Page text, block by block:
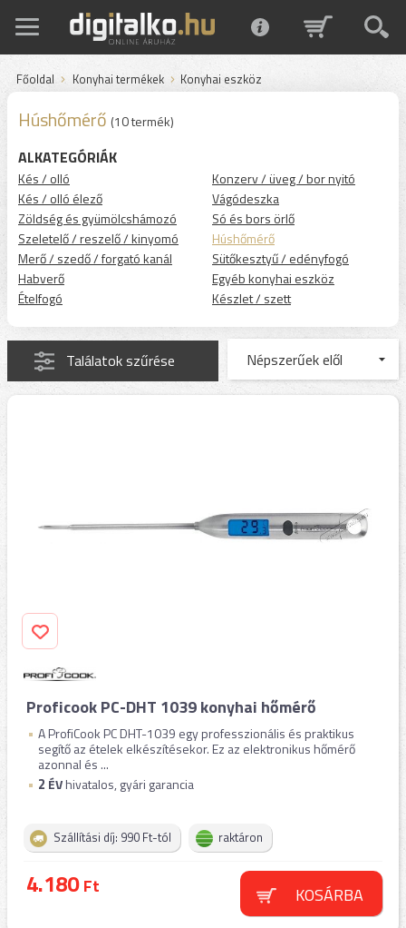
Főoldal Konyhai termékek Konyhai eszköz
Húshőmérő (10 termék)
ALKATEGÓRIÁK
Kés / olló
Kés / olló élező
Zöldség és gyümölcshámozó
Szeletelő / reszelő / kinyomó
Merő / szedő / forgató kanál
Habverő
Ételfogó
Konzerv / üveg / bor nyitó
Vágódeszka
Só és bors örlő
Húshőmérő
Sütőkesztyű / edényfogó
Egyéb konyhai eszköz
Készlet / szett
Találatok szűrése
Proficook PC-DHT 1039 konyhai hőmérő
A ProfiCook PC DHT-1039 egy professzionális és praktikus
segítő az ételek elkészítésekor. Ez az elektronikus hőmérő
azonnal és ...
2 ÉVhivatalos, gyári garancia
Szállítási díj: 990 Ft-tól raktáron
4.180Ft KOSÁRBA